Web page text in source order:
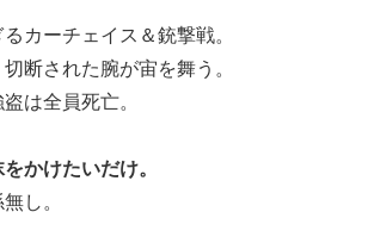
カーチェイス＆銃撃戦。
断された腕が宙を舞う。
は全員死亡。
かけたいだけ。
し。